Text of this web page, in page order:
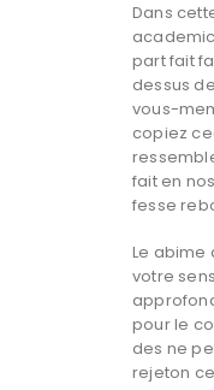
Dans
part fait
dessus
vous-
copiez
fait en
fesse
Le abime
votre
pour le
des ne
rejeton